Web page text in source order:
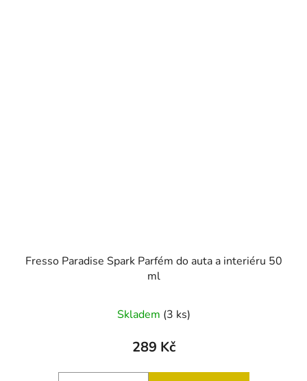
Fresso Paradise Spark Parfém do auta a interiéru 50
ml
Skladem (3 ks)
289 Kč